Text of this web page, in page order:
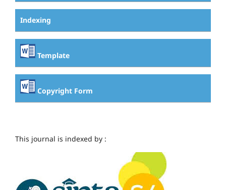
Indexing
Template
Copyright Form
This journal is indexed by :